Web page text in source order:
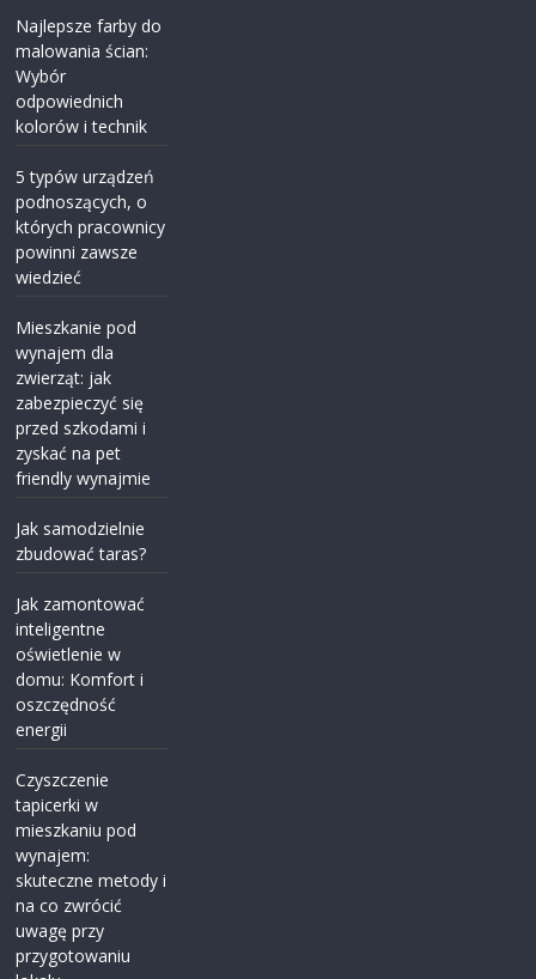
Najlepsze farby do
malowania ścian:
Wybór
odpowiednich
kolorów i technik
5 typów urządzeń
podnoszących, o
których pracownicy
powinni zawsze
wiedzieć
Mieszkanie pod
wynajem dla
zwierząt: jak
zabezpieczyć się
przed szkodami i
zyskać na pet
friendly wynajmie
Jak samodzielnie
zbudować taras?
Jak zamontować
inteligentne
oświetlenie w
domu: Komfort i
oszczędność
energii
Czyszczenie
tapicerki w
mieszkaniu pod
wynajem:
skuteczne metody i
na co zwrócić
uwagę przy
przygotowaniu